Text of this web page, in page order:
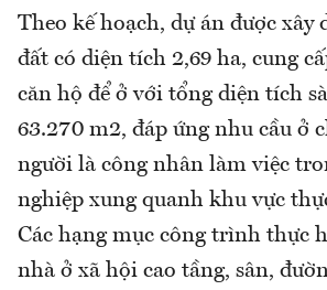
Theo kế hoạch, dự án được xây
đất có diện tích 2,69 ha, cung
căn hộ để ở với tổng diện tích
63.270 m2, đáp ứng nhu cầu ở
người là công nhân làm việc
nghiệp xung quanh khu vực
Các hạng mục công trình thực
nhà ở xã hội cao tầng, sân,